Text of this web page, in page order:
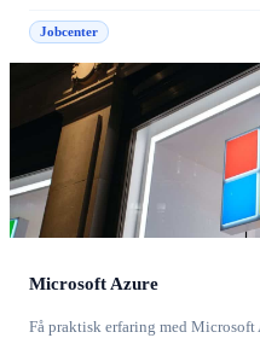
Jobcenter
Microsoft Azure
Få praktisk erfaring med